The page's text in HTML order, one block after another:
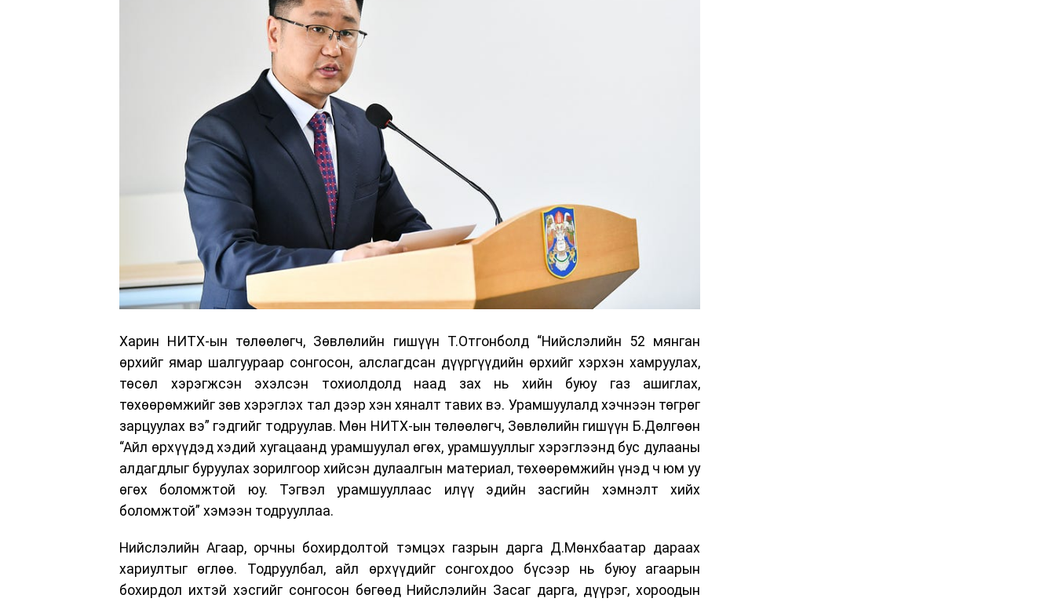
Харин НИТХ-ын төлөөлөгч, Зөвлөлийн гишүүн Т.Отгонболд “Нийслэлийн 52 мянган
өрхийг ямар шалгуураар сонгосон, алслагдсан дүүргүүдийн өрхийг хэрхэн хамруулах,
төсөл хэрэгжсэн эхэлсэн тохиолдолд наад зах нь хийн буюу газ ашиглах,
төхөөрөмжийг зөв хэрэглэх тал дээр хэн хяналт тавих вэ. Урамшуулалд хэчнээн төгрөг
зарцуулах вэ” гэдгийг тодруулав. Мөн НИТХ-ын төлөөлөгч, Зөвлөлийн гишүүн Б.Дөлгөөн
“Айл өрхүүдэд хэдий хугацаанд урамшуулал өгөх, урамшууллыг хэрэглээнд бус дулааны
алдагдлыг буруулах зорилгоор хийсэн дулаалгын материал, төхөөрөмжийн үнэд ч юм уу
өгөх боломжтой юу. Тэгвэл урамшууллаас илүү эдийн засгийн хэмнэлт хийх
боломжтой” хэмээн тодрууллаа.
Нийслэлийн Агаар, орчны бохирдолтой тэмцэх газрын дарга Д.Мөнхбаатар дараах
хариултыг өглөө. Тодруулбал, айл өрхүүдийг сонгохдоо бүсээр нь буюу агаарын
бохирдол ихтэй хэсгийг сонгосон бөгөөд Нийслэлийн Засаг дарга, дүүрэг, хороодын